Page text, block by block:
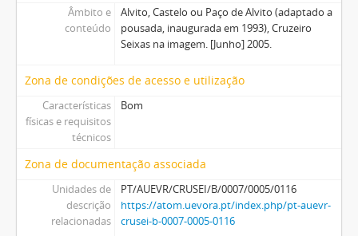
Âmbito e
conteúdo
Alvito, Castelo ou Paço de Alvito (adaptado a
pousada, inaugurada em 1993), Cruzeiro
Seixas na imagem. [Junho] 2005.
Zona de condições de acesso e utilização
Características
físicas e requisitos
técnicos
Bom
Zona de documentação associada
Unidades de
descrição
relacionadas
PT/AUEVR/CRUSEI/B/0007/0005/0116
https://atom.uevora.pt/index.php/pt-auevr-
crusei-b-0007-0005-0116